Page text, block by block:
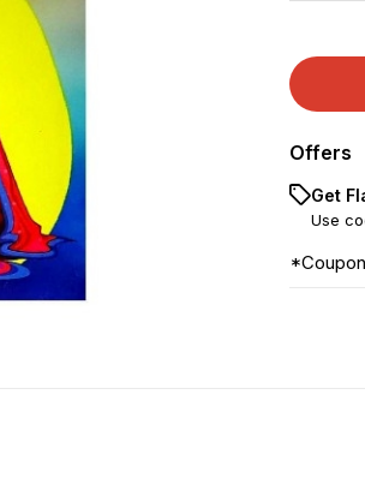
Offers
Get
Use